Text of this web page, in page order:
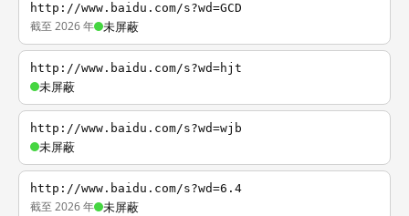
http://www.baidu.com/s?wd=GCD
截至 2026 年 未屏蔽
http://www.baidu.com/s?wd=hjt
未屏蔽
http://www.baidu.com/s?wd=wjb
未屏蔽
http://www.baidu.com/s?wd=6.4
截至 2026 年 未屏蔽